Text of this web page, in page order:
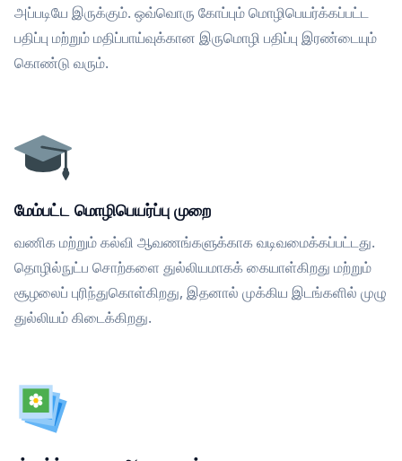
அப்படியே இருக்கும். ஒவ்வொரு கோப்பும் மொழிபெயர்க்கப்பட்ட
பதிப்பு மற்றும் மதிப்பாய்வுக்கான இருமொழி பதிப்பு இரண்டையும்
கொண்டு வரும்.
மேம்பட்ட மொழிபெயர்ப்பு முறை
வணிக மற்றும் கல்வி ஆவணங்களுக்காக வடிவமைக்கப்பட்டது.
தொழில்நுட்ப சொற்களை துல்லியமாகக் கையாள்கிறது மற்றும்
சூழலைப் புரிந்துகொள்கிறது, இதனால் முக்கிய இடங்களில் முழு
துல்லியம் கிடைக்கிறது.